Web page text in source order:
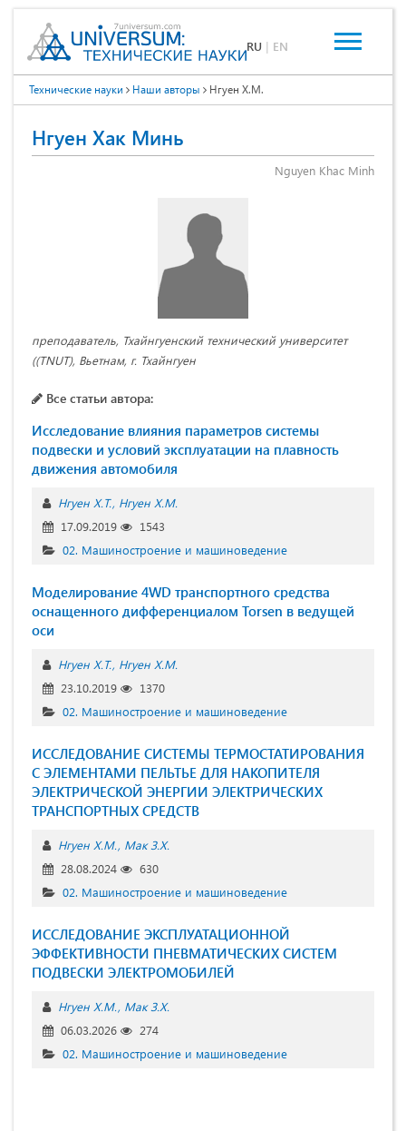
RU | EN
Технические науки Наши авторы Нгуен Х.М.
Нгуен Хак Минь
Nguyen Khac Minh
преподаватель, Тхайнгуенский технический университет
((TNUT), Вьетнам, г. Тхайнгуен
Все статьи автора:
Исследование влияния параметров системы
подвески и условий эксплуатации на плавность
движения автомобиля
Нгуен Х.Т. Нгуен Х.М.
17.09.2019
1543
02. Машиностроение и машиноведение
Моделирование 4WD транспортного средства
оснащенного дифференциалом Torsen в ведущей
оси
Нгуен Х.Т. Нгуен Х.М.
23.10.2019
1370
02. Машиностроение и машиноведение
ИССЛЕДОВАНИЕ СИСТЕМЫ ТЕРМОСТАТИРОВАНИЯ
С ЭЛЕМЕНТАМИ ПЕЛЬТЬЕ ДЛЯ НАКОПИТЕЛЯ
ЭЛЕКТРИЧЕСКОЙ ЭНЕРГИИ ЭЛЕКТРИЧЕСКИХ
ТРАНСПОРТНЫХ СРЕДСТВ
Нгуен Х.М. Мак З.Х.
28.08.2024
630
02. Машиностроение и машиноведение
ИССЛЕДОВАНИЕ ЭКСПЛУАТАЦИОННОЙ
ЭФФЕКТИВНОСТИ ПНЕВМАТИЧЕСКИХ СИСТЕМ
ПОДВЕСКИ ЭЛЕКТРОМОБИЛЕЙ
Нгуен Х.М. Мак З.Х.
06.03.2026
274
02. Машиностроение и машиноведение